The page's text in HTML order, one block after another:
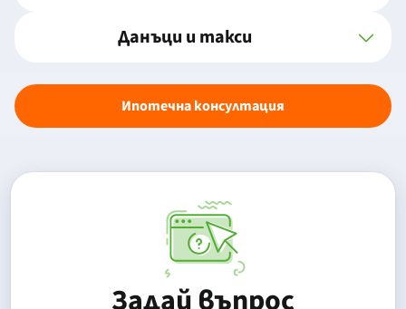
Данъци и такси
Ипотечна консултация